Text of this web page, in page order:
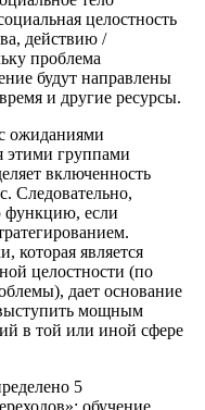
целостность
действию /
проблема
будут направлены
и другие ресурсы.
ожиданиями
этими группами
включенность
Следовательно,
функцию, если
которая является
целостности (по
дает основание
мощным
в той или иной сфере
5
обучение,